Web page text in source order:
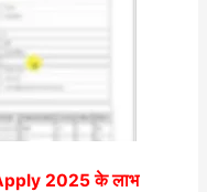
2025के लाभ